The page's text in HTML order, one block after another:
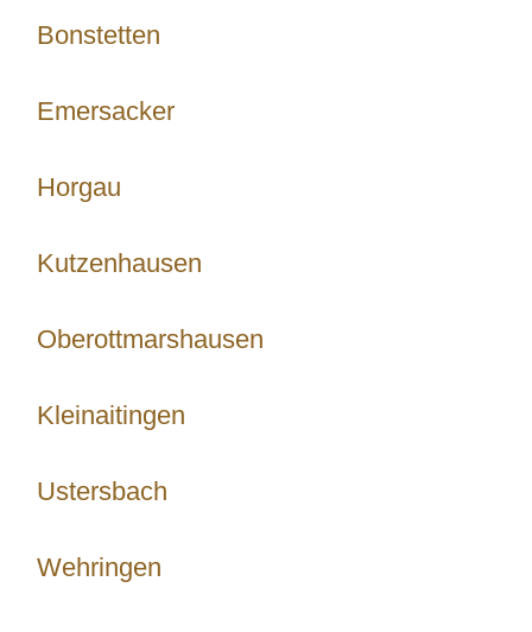
Bonstetten
Emersacker
Horgau
Kutzenhausen
Oberottmarshausen
Kleinaitingen
Ustersbach
Wehringen